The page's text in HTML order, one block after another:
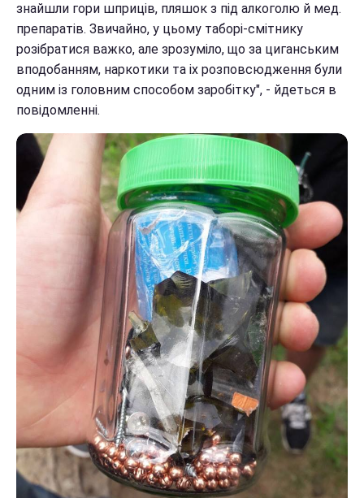
знайшли гори шприців, пляшок з під алкоголю й мед.
препаратів. Звичайно, у цьому таборі-смітнику
розібратися важко, але зрозуміло, що за циганським
вподобанням, наркотики та іх розповсюдження були
одним із головним способом заробітку", - йдеться в
повідомленні.